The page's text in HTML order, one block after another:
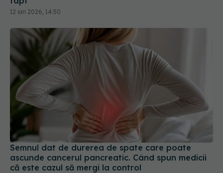
Semnul dat de durerea de spate care poate
ascunde cancerul pancreatic. Când spun medicii
că este cazul să mergi la control
20 iul 2026, 08:59